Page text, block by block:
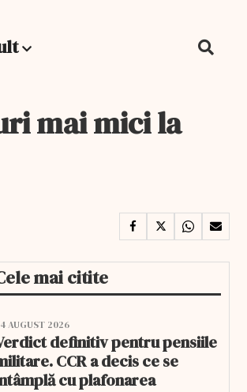
mai mici la
mai citite
AUGUST 2026
definitiv pentru pensiile
CCR a decis ce se
cu plafonarea